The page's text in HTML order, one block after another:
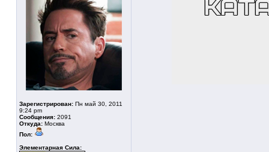
Зарегистрирован: Пн май 30, 2011
9:24 pm
Сообщения: 2091
Откуда: Москва
Пол:
Элементарная Сила: